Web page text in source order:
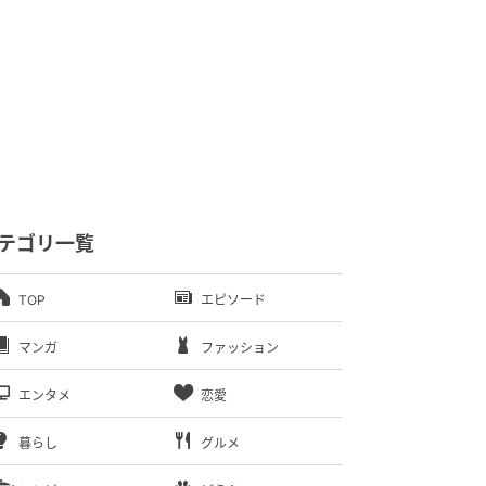
ゴリ一覧
TOP エピソード
マンガ ファッション
エンタメ 恋愛
暮らし グルメ